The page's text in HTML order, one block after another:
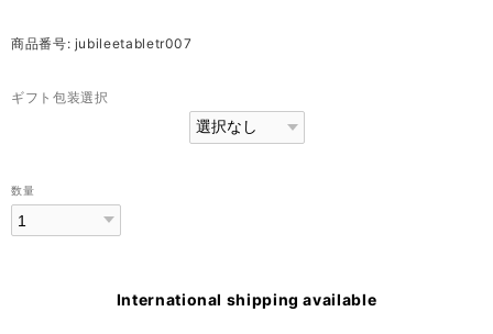
商品番号: jubileetabletr007
ギフト包装選択
数量
International shipping available